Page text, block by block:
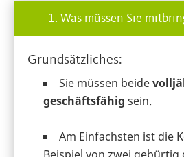
1. Was müssen Sie
Grundsätzliches:
Sie müssen beide
geschäftsfähig sein.
Am Einfachsten ist die